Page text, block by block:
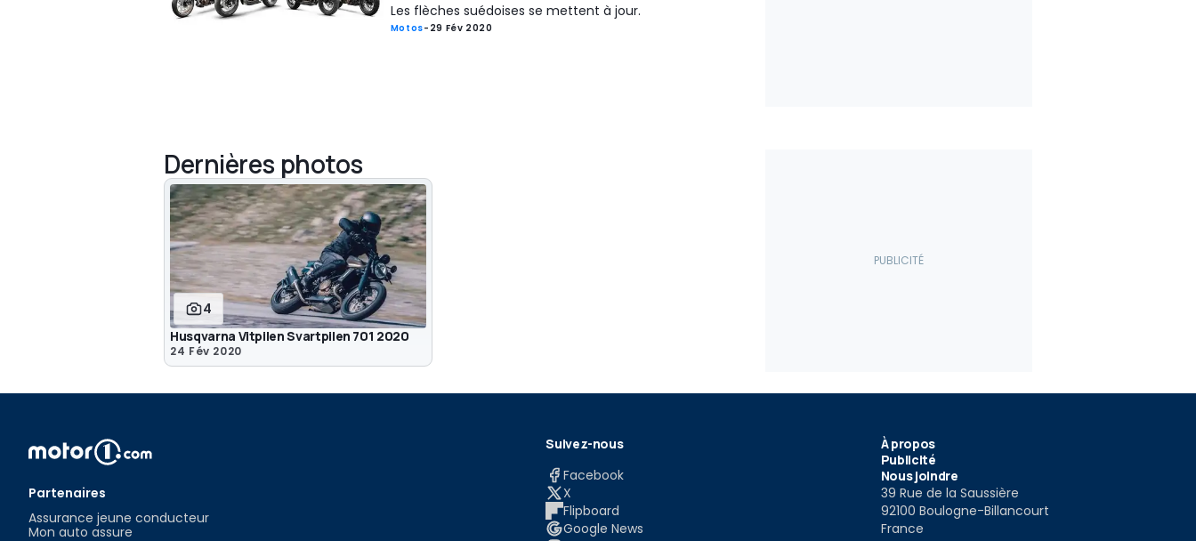
Les flèches suédoises se mettent à jour.
Motos- 29 Fév 2020
Dernières photos
4
Husqvarna Vitpilen Svartpilen 701 2020
24 Fév 2020
Partenaires
Assurance jeune conducteur
Mon auto assure
Suivez-nous
Facebook
X
Flipboard
Google News
À propos
Publicité
Nous joindre
39 Rue de la Saussière
92100 Boulogne-Billancourt
France